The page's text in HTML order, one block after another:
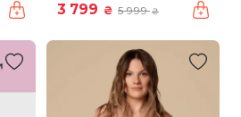
3 799 ₴ 5 999₴